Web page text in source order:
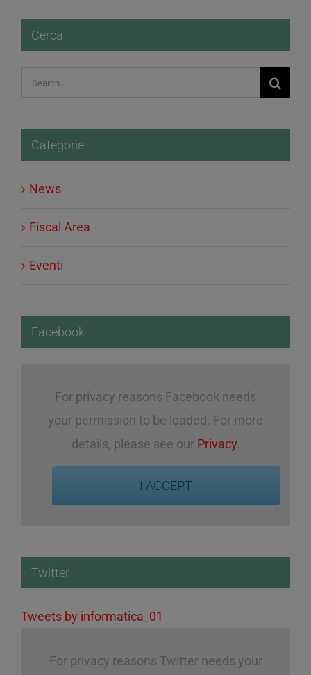
Cerca
Search
Categorie
News
Fiscal Area
Eventi
Facebook
For privacy reasons Facebook needs
your permission to be loaded. For more
details, please see our Privacy.
I ACCEPT
Twitter
Tweets by informatica_01
For privacy reasons Twitter needs your